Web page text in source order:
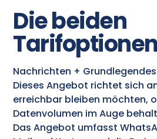
Die beiden
Tarifoptionen
Nachrichten + Grundlegendes
Dieses Angebot richtet sich
erreichbar bleiben möchten,
Datenvolumen im Auge
Das Angebot umfasst